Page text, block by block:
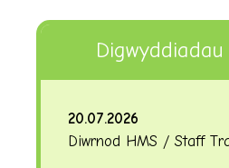
20.07.2026
Diwrnod HMS / Staff